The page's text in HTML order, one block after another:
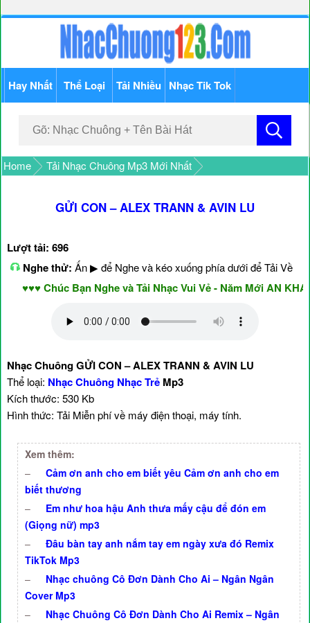
Hay Nhất Thể Loại Tải Nhiều Nhạc Tik Tok
Home Tải Nhạc Chuông Mp3 Mới Nhất
GỬI CON – ALEX TRANN & AVIN LU
Lượt tải: 696
Nghe thử: Ấn ▶ để Nghe và kéo xuống phía dưới để Tải Về
♥♥♥ Chúc Bạn Nghe và Tải Nhạc Vui Vẻ - Năm Mới AN
Nhạc Chuông GỬI CON – ALEX TRANN & AVIN LU
Thể loại: Nhạc Chuông Nhạc Trẻ Mp3
Kích thước: 530 Kb
Hình thức: Tải Miễn phí về máy điện thoại, máy tính.
Xem thêm:
–
Cảm ơn anh cho em biết yêu Cảm ơn anh cho em
biết thương
–
Em như hoa hậu Anh thưa mấy cậu để đón em
(Giọng nữ) mp3
–
Đâu bàn tay anh nắm tay em ngày xưa đó Remix
TikTok Mp3
–
Nhạc chuông Cô Đơn Dành Cho Ai – Ngân Ngân
Cover Mp3
–
Nhạc Chuông Cô Đơn Dành Cho Ai Remix – Ngân